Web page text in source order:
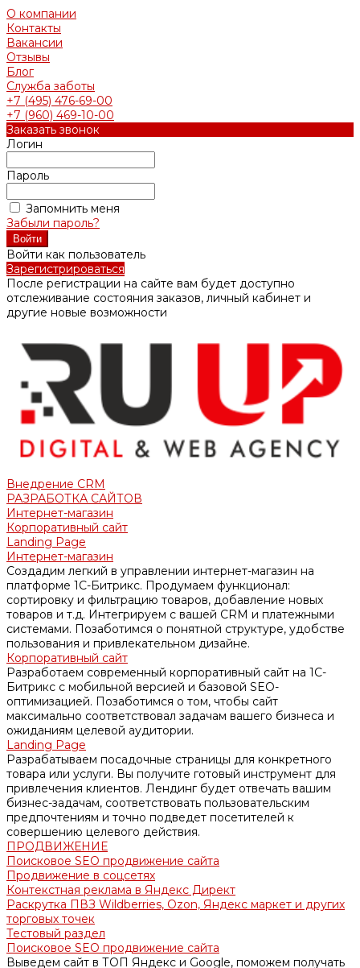
О компании
Контакты
Вакансии
Отзывы
Блог
Служба заботы
+7 (495) 476-69-00
+7 (960) 469-10-00
Заказать звонок
Логин
Пароль
Запомнить меня
Забыли пароль?
Войти как пользователь
Зарегистрироваться
После регистрации на сайте вам будет доступно
отслеживание состояния заказов, личный кабинет и
другие новые возможности
Внедрение CRM
РАЗРАБОТКА САЙТОВ
Интернет-магазин
Корпоративный сайт
Landing Page
Интернет-магазин
Создадим легкий в управлении интернет-магазин на
платформе 1С-Битрикс. Продумаем функционал:
сортировку и фильтрацию товаров, добавление новых
товаров и т.д. Интегрируем с вашей CRM и платежными
системами. Позаботимся о понятной структуре, удобстве
пользования и привлекательном дизайне.
Корпоративный сайт
Разработаем современный корпоративный сайт на 1С-
Битрикс с мобильной версией и базовой SEO-
оптимизацией. Позаботимся о том, чтобы сайт
максимально соответствовал задачам вашего бизнеса и
ожиданиям целевой аудитории.
Landing Page
Разрабатываем посадочные страницы для конкретного
товара или услуги. Вы получите готовый инструмент для
привлечения клиентов. Лендинг будет отвечать вашим
бизнес-задачам, соответствовать пользовательским
предпочтениям и точно подведет посетителей к
совершению целевого действия.
ПРОДВИЖЕНИЕ
Поисковое SEO продвижение сайта
Продвижение в соцсетях
Контекстная реклама в Яндекс Директ
Раскрутка ПВЗ Wildberries, Ozon, Яндекс маркет и других
торговых точек
Тестовый раздел
Поисковое SEO продвижение сайта
Выведем сайт в ТОП Яндекс и Google, поможем получать